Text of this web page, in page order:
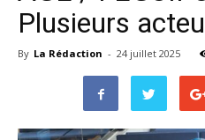
Plusieurs
By La Rédaction - 24 juillet 2025